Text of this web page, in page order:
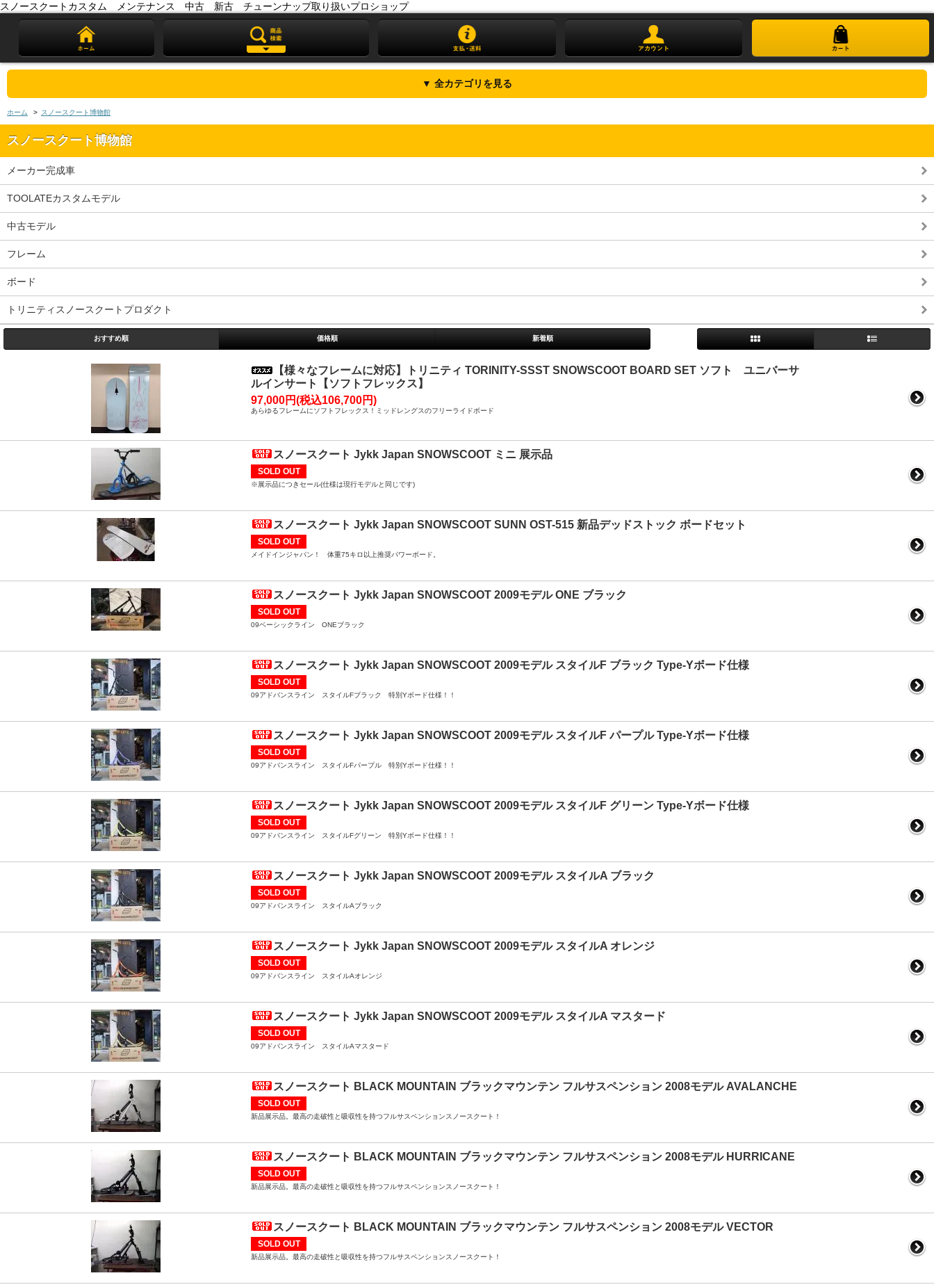
スノースクートカスタム メンテナンス 中古 新古 チューンナップ取り扱いプロショップ
▼ 全カテゴリを見る
ホーム > スノースクート博物館
スノースクート博物館
メーカー完成車
TOOLATEカスタムモデル
中古モデル
フレーム
ボード
トリニティスノースクートプロダクト
おすすめ順 価格順 新着順
【様々なフレームに対応】トリニティ TORINITY-SSST SNOWSCOOT BOARD SET ソフト ユニバーサ
ルインサート【ソフトフレックス】
97,000円(税込106,700円)
あらゆるフレームにソフトフレックス！ミッドレングスのフリーライドボード
スノースクート Jykk Japan SNOWSCOOT ミニ 展示品
SOLD OUT
※展示品につきセール(仕様は現行モデルと同じです)
スノースクート Jykk Japan SNOWSCOOT SUNN OST-515 新品デッドストック ボードセット
SOLD OUT
メイドインジャパン！ 体重75キロ以上推奨パワーボード。
スノースクート Jykk Japan SNOWSCOOT 2009モデル ONE ブラック
SOLD OUT
09ベーシックライン ONEブラック
スノースクート Jykk Japan SNOWSCOOT 2009モデル スタイルF ブラック Type-Yボード仕様
SOLD OUT
09アドバンスライン スタイルFブラック 特別Yボード仕様！！
スノースクート Jykk Japan SNOWSCOOT 2009モデル スタイルF パープル Type-Yボード仕様
SOLD OUT
09アドバンスライン スタイルFパープル 特別Yボード仕様！！
スノースクート Jykk Japan SNOWSCOOT 2009モデル スタイルF グリーン Type-Yボード仕様
SOLD OUT
09アドバンスライン スタイルFグリーン 特別Yボード仕様！！
スノースクート Jykk Japan SNOWSCOOT 2009モデル スタイルA ブラック
SOLD OUT
09アドバンスライン スタイルAブラック
スノースクート Jykk Japan SNOWSCOOT 2009モデル スタイルA オレンジ
SOLD OUT
09アドバンスライン スタイルAオレンジ
スノースクート Jykk Japan SNOWSCOOT 2009モデル スタイルA マスタード
SOLD OUT
09アドバンスライン スタイルAマスタード
スノースクート BLACK MOUNTAIN ブラックマウンテン フルサスペンション 2008モデル AVALANCHE
SOLD OUT
新品展示品。最高の走破性と吸収性を持つフルサスペンションスノースクート！
スノースクート BLACK MOUNTAIN ブラックマウンテン フルサスペンション 2008モデル HURRICANE
SOLD OUT
新品展示品。最高の走破性と吸収性を持つフルサスペンションスノースクート！
スノースクート BLACK MOUNTAIN ブラックマウンテン フルサスペンション 2008モデル VECTOR
SOLD OUT
新品展示品。最高の走破性と吸収性を持つフルサスペンションスノースクート！